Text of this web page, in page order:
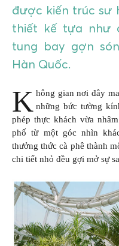
được kiến trúc sư
thiết kế tựa như
tung bay gợn
Hàn Quốc.
K hông gian nơi đây
những bức tường
phép thực khách vừa
phố từ một góc nhìn
thưởng thức cà phê thành
chi tiết nhỏ đều gợi mở sự